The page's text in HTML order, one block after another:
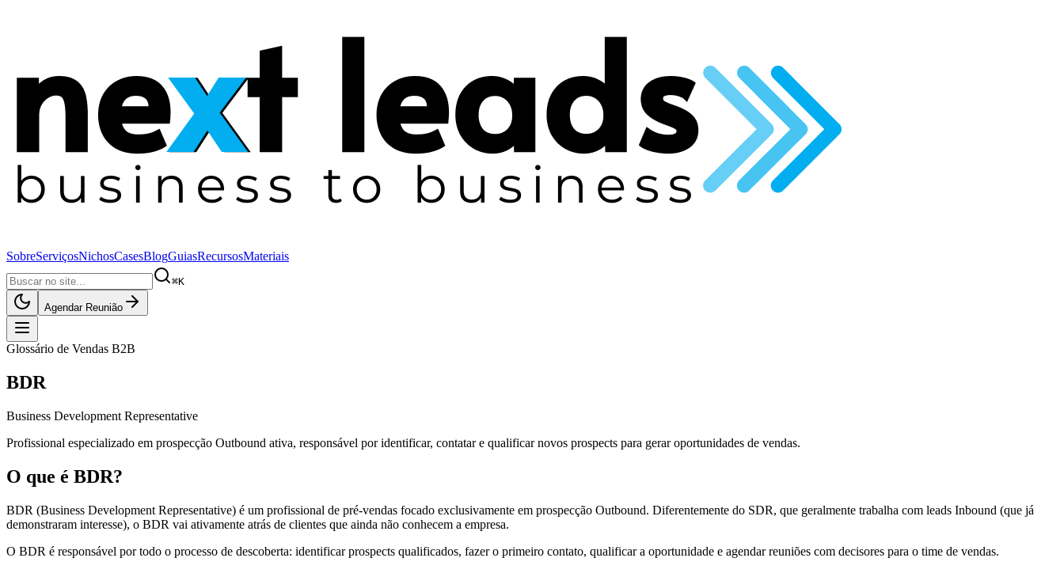
SobreServiçosNichosCasesBlogGuiasRecursosMateriais
⌘K
Agendar Reunião
Glossário de Vendas B2B
BDR
Business Development Representative
Profissional especializado em prospecção Outbound ativa, responsável por identificar, contatar e qualificar novos prospects para gerar oportunidades de vendas.
O que é BDR?
BDR (Business Development Representative) é um profissional de pré-vendas focado exclusivamente em prospecção Outbound. Diferentemente do SDR, que geralmente trabalha com leads Inbound (que já
demonstraram interesse), o BDR vai ativamente atrás de clientes que ainda não conhecem a empresa.
O BDR é responsável por todo o processo de descoberta: identificar prospects qualificados, fazer o primeiro contato, qualificar a oportunidade e agendar reuniões com decisores para o time de vendas.